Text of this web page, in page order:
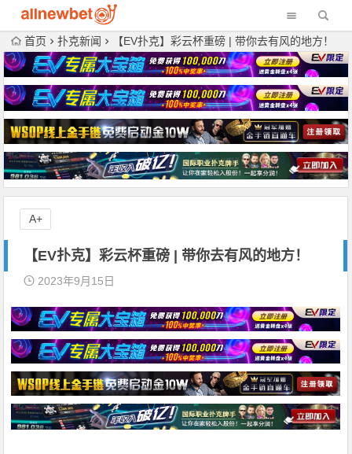
首页 扑克新闻 【EV扑克】彩云杯重磅 | 带你去有风的地方！
【EV扑克】彩云杯重磅 | 带你去有风的地方！
2023年9月15日
A+